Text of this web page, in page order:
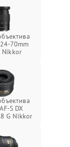
70mm
Nikkor
S DX
G Nikkor